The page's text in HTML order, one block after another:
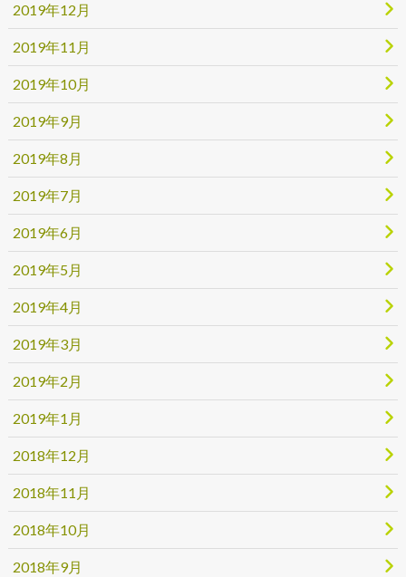
2019年12月
2019年11月
2019年10月
2019年9月
2019年8月
2019年7月
2019年6月
2019年5月
2019年4月
2019年3月
2019年2月
2019年1月
2018年12月
2018年11月
2018年10月
2018年9月